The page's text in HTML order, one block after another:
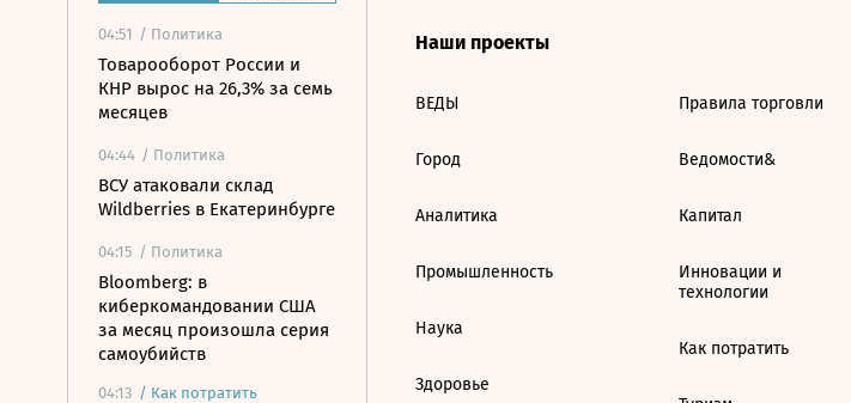
04:51 / Политика
Товарооборот России и
КНР вырос на 26,3% за семь
месяцев
04:44 / Политика
ВСУ атаковали склад
Wildberries в Екатеринбурге
04:15 / Политика
Bloomberg: в
киберкомандовании США
за месяц произошла серия
самоубийств
04:13 / Как потратить
Наши проекты
ВЕДЫ
Город
Аналитика
Промышленность
Наука
Здоровье
Правила торговли
Ведомости&
Капитал
Инновации и
технологии
Как потратить